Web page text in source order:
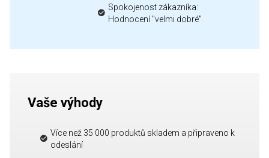
Spokojenost zákazníka:
Hodnocení "velmi dobré"
Vaše výhody
Více než 35 000 produktů skladem a připraveno k
odeslání